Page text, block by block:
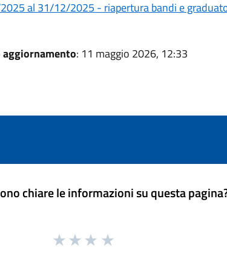
al 31/12/2025 - riapertura bandi e
: 11 maggio 2026, 12:33
chiare le informazioni su questa